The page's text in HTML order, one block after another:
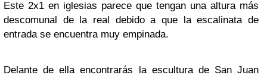
Este 2x1 en iglesias parece que tengan una altura más
descomunal de la real debido a que la escalinata de
entrada se encuentra muy empinada.
Delante de ella encontrarás la escultura de San Juan